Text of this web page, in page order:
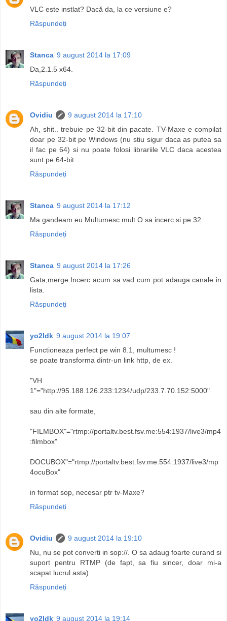
VLC este instlat? Dacă da, la ce versiune e?
Răspundeți
Stanca 9 august 2014 la 17:09
Da,2.1.5 x64.
Răspundeți
Ovidiu
9 august 2014 la 17:10
Ah, shit.. trebuie pe 32-bit din pacate. TV-Maxe e compilat
doar pe 32-bit pe Windows (nu stiu sigur daca as putea sa
il fac pe 64) si nu poate folosi librariile VLC daca acestea
sunt pe 64-bit
Răspundeți
Stanca 9 august 2014 la 17:12
Ma gandeam eu.Multumesc mult.O sa incerc si pe 32.
Răspundeți
Stanca 9 august 2014 la 17:26
Gata,merge.Incerc acum sa vad cum pot adauga canale in
lista.
Răspundeți
yo2ldk 9 august 2014 la 19:07
Functioneaza perfect pe win 8.1, multumesc !
se poate transforma dintr-un link http, de ex.
"VH
1"="http://95.188.126.233:1234/udp/233.7.70.152:5000"
sau din alte formate,
"FILMBOX"="rtmp://portaltv.best.fsv.me:554:1937/live3/mp4
:filmbox"
DOCUBOX"="rtmp://portaltv.best.fsv.me:554:1937/live3/mp
4ocuBox"
in format sop, necesar ptr tv-Maxe?
Răspundeți
Ovidiu
9 august 2014 la 19:10
Nu, nu se pot converti in sop://. O sa adaug foarte curand si
suport pentru RTMP (de fapt, sa fiu sincer, doar mi-a
scapat lucrul asta).
Răspundeți
yo2ldk 9 august 2014 la 19:14